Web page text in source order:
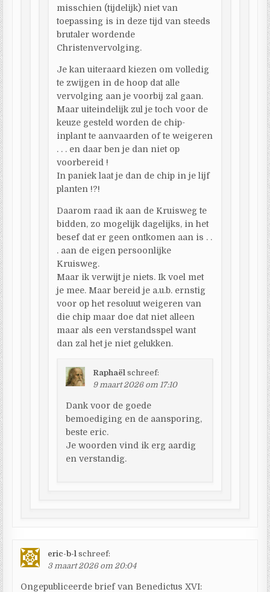
misschien (tijdelijk) niet van
toepassing is in deze tijd van steeds
brutaler wordende
Christenvervolging.
Je kan uiteraard kiezen om volledig
te zwijgen in de hoop dat alle
vervolging aan je voorbij zal gaan.
Maar uiteindelijk zul je toch voor de
keuze gesteld worden de chip-
inplant te aanvaarden of te weigeren
. . . en daar ben je dan niet op
voorbereid !
In paniek laat je dan de chip in je lijf
planten !?!
Daarom raad ik aan de Kruisweg te
bidden, zo mogelijk dagelijks, in het
besef dat er geen ontkomen aan is . .
. aan de eigen persoonlijke
Kruisweg.
Maar ik verwijt je niets. Ik voel met
je mee. Maar bereid je a.u.b. ernstig
voor op het resoluut weigeren van
die chip maar doe dat niet alleen
maar als een verstandsspel want
dan zal het je niet gelukken.
Raphaël schreef:
9 maart 2026 om 17:10
Dank voor de goede
bemoediging en de aansporing,
beste eric.
Je woorden vind ik erg aardig
en verstandig.
eric-b-l schreef:
3 maart 2026 om 20:04
Ongepubliceerde brief van Benedictus XVI: